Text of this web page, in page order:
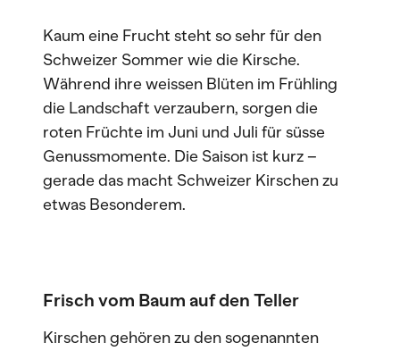
Kaum eine Frucht steht so sehr für den
Schweizer Sommer wie die Kirsche.
Während ihre weissen Blüten im Frühling
die Landschaft verzaubern, sorgen die
roten Früchte im Juni und Juli für süsse
Genussmomente. Die Saison ist kurz –
gerade das macht Schweizer Kirschen zu
etwas Besonderem.
Frisch vom Baum auf den Teller
Kirschen gehören zu den sogenannten